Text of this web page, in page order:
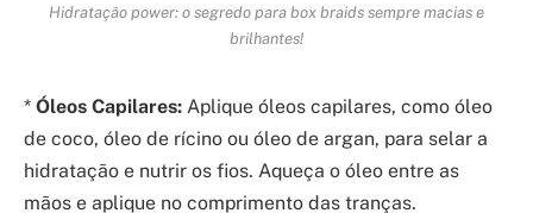
Hidratação power: o segredo para box braids sempre macias e
brilhantes!
* Óleos Capilares: Aplique óleos capilares, como óleo
de coco, óleo de rícino ou óleo de argan, para selar a
hidratação e nutrir os fios. Aqueça o óleo entre as
mãos e aplique no comprimento das tranças.